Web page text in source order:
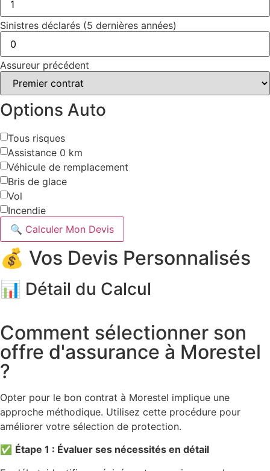
Sinistres déclarés (5 dernières années)
Assureur précédent
Options Auto
Tous risques
Assistance 0 km
Véhicule de remplacement
Bris de glace
Vol
Incendie
🔍 Calculer Mon Devis
💰 Vos Devis Personnalisés
📊 Détail du Calcul
Comment sélectionner son
offre d'assurance à Morestel
?
Opter pour le bon contrat à Morestel implique une
approche méthodique. Utilisez cette procédure pour
améliorer votre sélection de protection.
✅ Étape 1 : Évaluer ses nécessités en détail